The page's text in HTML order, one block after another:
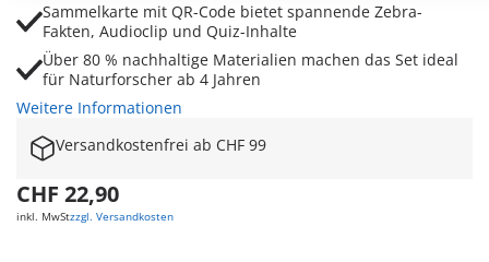
Sammelkarte mit QR-Code bietet spannende Zebra-
Fakten, Audioclip und Quiz-Inhalte
Über 80 % nachhaltige Materialien machen das Set ideal
für Naturforscher ab 4 Jahren
Weitere Informationen
Versandkostenfrei ab CHF 99
CHF 22,90
inkl. MwStzzgl. Versandkosten